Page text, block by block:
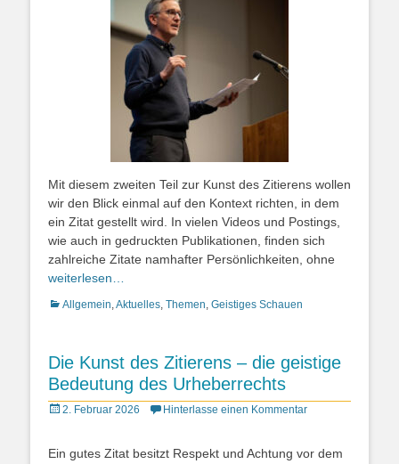
Mit diesem zweiten Teil zur Kunst des Zitierens wollen
wir den Blick einmal auf den Kontext richten, in dem
ein Zitat gestellt wird. In vielen Videos und Postings,
wie auch in gedruckten Publikationen, finden sich
zahlreiche Zitate namhafter Persönlichkeiten, ohne
weiterlesen…
Kategorien
Allgemein,Aktuelles, Themen, Geistiges Schauen
Die Kunst des Zitierens – die geistige
Bedeutung des Urheberrechts
Posted
2. Februar 2026 Hinterlasse einen Kommentar
Ein gutes Zitat besitzt Respekt und Achtung vor dem